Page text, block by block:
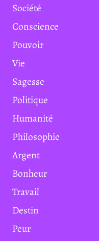
Société
Conscience
Pouvoir
Vie
Sagesse
Politique
Humanité
Philosophie
Argent
Bonheur
Travail
Destin
Peur